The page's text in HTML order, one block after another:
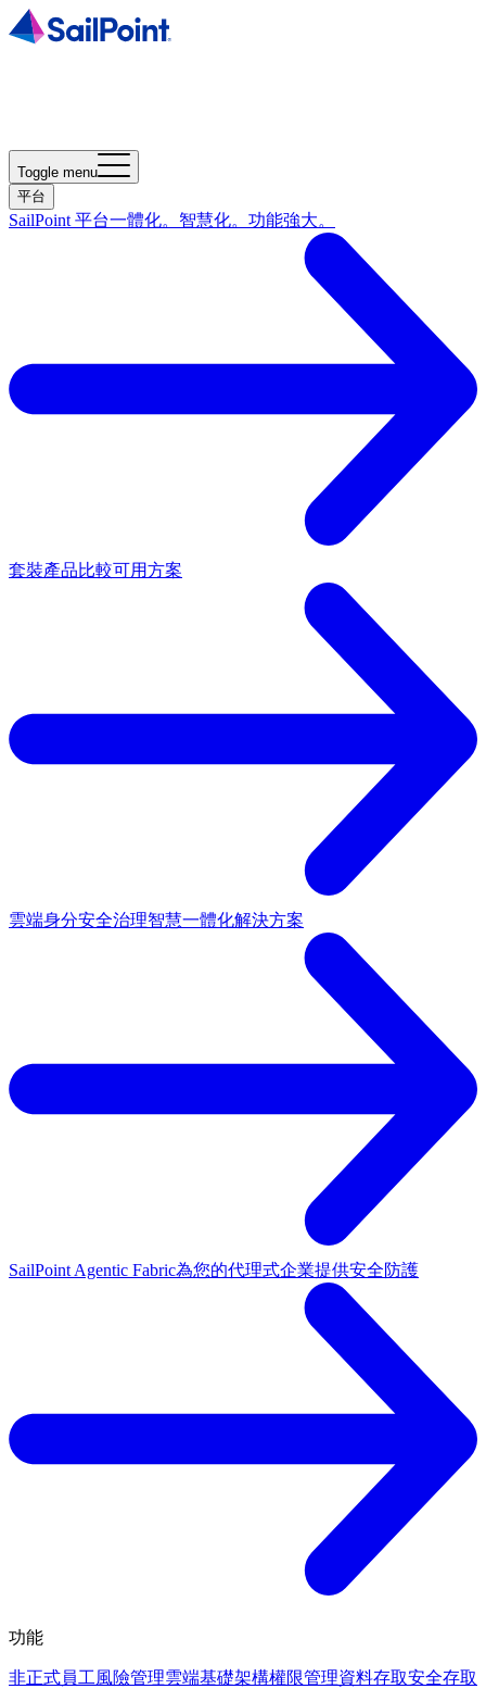
Toggle menu
平台
SailPoint 平台一體化。智慧化。功能強大。
套裝產品比較可用方案
雲端身分安全治理智慧一體化解決方案
SailPoint Agentic Fabric為您的代理式企業提供安全防護
功能
非正式員工風險管理雲端基礎架構權限管理資料存取安全存取